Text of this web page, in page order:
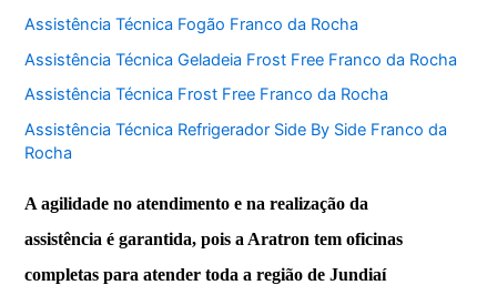
Assistência Técnica Fogão Franco da Rocha
Assistência Técnica Geladeia Frost Free Franco da Rocha
Assistência Técnica Frost Free Franco da Rocha
Assistência Técnica Refrigerador Side By Side Franco da
Rocha
A agilidade no atendimento e na realização da
assistência é garantida, pois a Aratron tem oficinas
completas para atender toda a região de Jundiaí